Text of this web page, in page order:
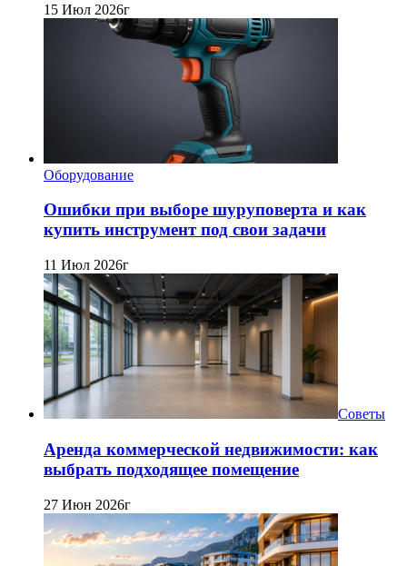
15 Июл 2026г
Оборудование
Ошибки при выборе шуруповерта и как
купить инструмент под свои задачи
11 Июл 2026г
Советы
Аренда коммерческой недвижимости: как
выбрать подходящее помещение
27 Июн 2026г